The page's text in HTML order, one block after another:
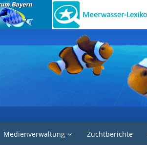
Medienverwaltung Zuchtberichte